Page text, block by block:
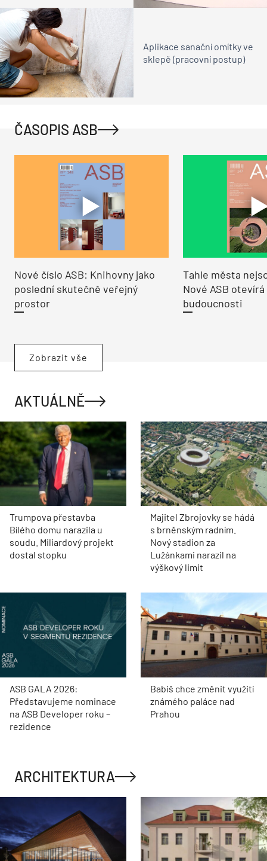
Aplikace sanační omítky ve
sklepě (pracovní postup)
ČASOPIS ASB
Nové číslo ASB: Knihovny jako
poslední skutečně veřejný
prostor
Tahle města
Nové ASB
budoucnosti
Zobrazit vše
AKTUÁLNĚ
Trumpova přestavba
Bílého domu narazila u
soudu. Miliardový projekt
dostal stopku
Majitel Zbrojovky se hádá
s brněnským radním.
Nový stadion za
Lužánkami narazil na
výškový limit
ASB GALA 2026:
Představujeme nominace
na ASB Developer roku –
rezidence
Babiš chce změnit využití
známého paláce nad
Prahou
ARCHITEKTURA